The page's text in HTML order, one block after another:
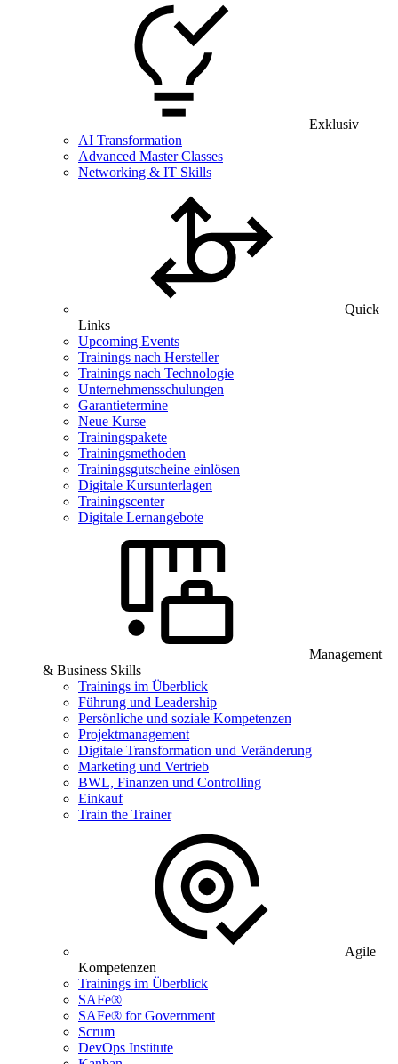
Exklusiv
AI Transformation
Advanced Master Classes
Networking & IT Skills
Quick
Links
Upcoming Events
Trainings nach Hersteller
Trainings nach Technologie
Unternehmensschulungen
Garantietermine
Neue Kurse
Trainingspakete
Trainingsmethoden
Trainingsgutscheine einlösen
Digitale Kursunterlagen
Trainingscenter
Digitale Lernangebote
Management
& Business Skills
Trainings im Überblick
Führung und Leadership
Persönliche und soziale Kompetenzen
Projektmanagement
Digitale Transformation und Veränderung
Marketing und Vertrieb
BWL, Finanzen und Controlling
Einkauf
Train the Trainer
Agile
Kompetenzen
Trainings im Überblick
SAFe®
SAFe® for Government
Scrum
DevOps Institute